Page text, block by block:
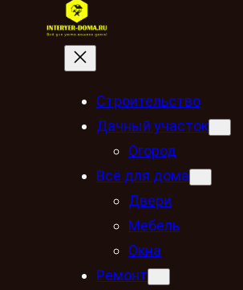
Строительство
Дачный участок
Огород
Всё для дома
Двери
Мебель
Окна
Ремонт